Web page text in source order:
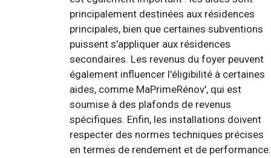
principalement destinées aux résidences
principales, bien que certaines subventions
puissent s'appliquer aux résidences
secondaires. Les revenus du foyer peuvent
également influencer l'éligibilité à certaines
aides, comme MaPrimeRénov', qui est
soumise à des plafonds de revenus
spécifiques. Enfin, les installations doivent
respecter des normes techniques précises
en termes de rendement et de performance.